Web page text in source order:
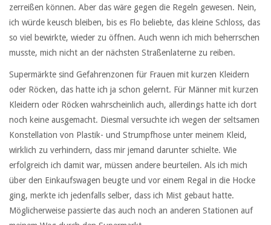
zerreißen können. Aber das wäre gegen die Regeln gewesen. Nein,
ich würde keusch bleiben, bis es Flo beliebte, das kleine Schloss, das
so viel bewirkte, wieder zu öffnen. Auch wenn ich mich beherrschen
musste, mich nicht an der nächsten Straßenlaterne zu reiben.
Supermärkte sind Gefahrenzonen für Frauen mit kurzen Kleidern
oder Röcken, das hatte ich ja schon gelernt. Für Männer mit kurzen
Kleidern oder Röcken wahrscheinlich auch, allerdings hatte ich dort
noch keine ausgemacht. Diesmal versuchte ich wegen der seltsamen
Konstellation von Plastik- und Strumpfhose unter meinem Kleid,
wirklich zu verhindern, dass mir jemand darunter schielte. Wie
erfolgreich ich damit war, müssen andere beurteilen. Als ich mich
über den Einkaufswagen beugte und vor einem Regal in die Hocke
ging, merkte ich jedenfalls selber, dass ich Mist gebaut hatte.
Möglicherweise passierte das auch noch an anderen Stationen auf